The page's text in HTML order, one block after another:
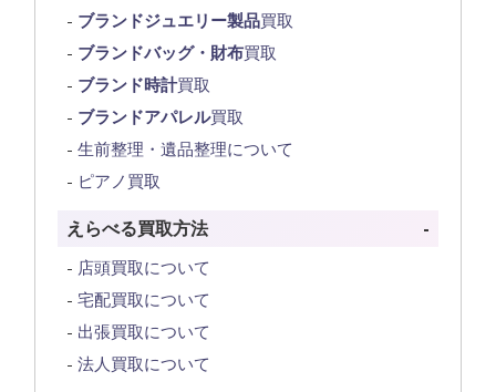
ブランドジュエリー製品買取
ブランドバッグ・財布買取
ブランド時計買取
ブランドアパレル買取
生前整理・遺品整理について
ピアノ買取
えらべる買取方法
店頭買取について
宅配買取について
出張買取について
法人買取について